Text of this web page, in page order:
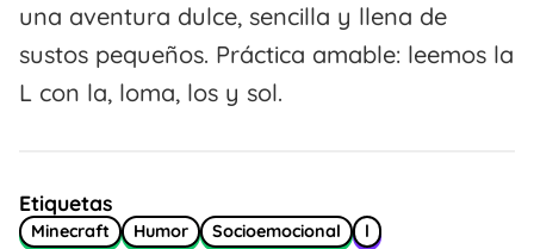
una aventura dulce, sencilla y llena de
sustos pequeños. Práctica amable: leemos la
L con la, loma, los y sol.
Etiquetas
Minecraft Humor Socioemocional l